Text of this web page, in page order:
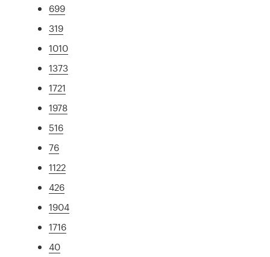
699
319
1010
1373
1721
1978
516
76
1122
426
1904
1716
40